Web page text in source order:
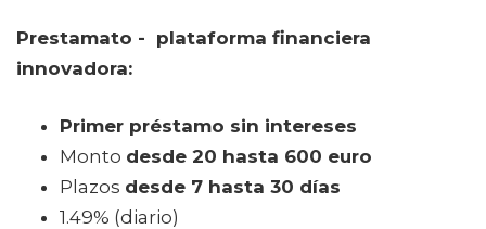
Prestamato - plataforma financiera
innovadora:
Primer préstamo sin intereses
Monto desde 20 hasta 600 euro
Plazos desde 7 hasta 30 días
1.49% (diario)